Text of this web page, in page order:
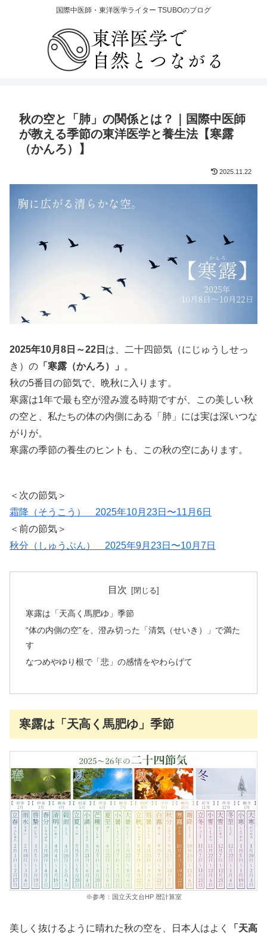
国際中医師・東洋医学ライター TSUBOのブログ
秋の空と「肺」の関係とは？｜国際中医師
が教える季節の東洋医学と養生法【寒露
（かんろ）】
2025.11.22
2025年10月8日～22日 は、二十四節気（にじゅうしせっ
き）の 「寒露（かんろ）」
。
秋の5番目の節気で、晩秋に入ります。
寒露は1年で最も空が澄み渡る時期ですが、この美しい秋
の空と、私たちの体の内側にある「肺」には実は深いつな
がりが。
寒露の季節の養生のヒントも、この秋の空にあります。
＜次の節気＞
霜降（そうこう） 2025年10月23日〜11月6日
＜前の節気＞
秋分（しゅうぶん） 2025年9月23日〜10月7日
目次
寒露は「天高く馬肥ゆ」季節
“体の内側の空”を、澄み切った「清気（せいき）」で満た
す
なつめやゆり根で「悲」の感情をやわらげて
寒露は「天高く馬肥ゆ」季節
※参考：国立天文台HP 暦計算室
美しく抜けるように晴れた秋の空を、日本人はよく
「天高